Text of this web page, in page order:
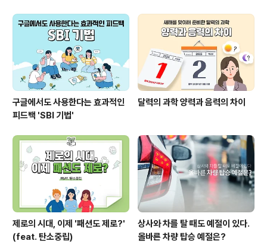
구글에서도 사용한다는 효과적인
피드백 'SBI 기법'
달력의 과학 양력과 음력의 차이
제로의 시대, 이제 '패션도 제로?'
(feat. 탄소중립)
상사와 차를 탈 때도 예절이 있다.
올바른 차량 탑승 예절은?